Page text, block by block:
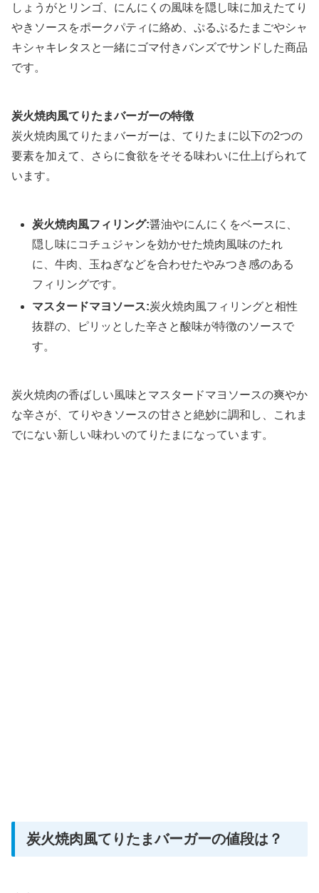
しょうがとリンゴ、にんにくの風味を隠し味に加えたてり
やきソースをポークパティに絡め、ぷるぷるたまごやシャ
キシャキレタスと一緒にゴマ付きバンズでサンドした商品
です。
炭火焼肉風てりたまバーガーの特徴
炭火焼肉風てりたまバーガーは、てりたまに以下の2つの
要素を加えて、さらに食欲をそそる味わいに仕上げられて
います。
炭火焼肉風フィリング:醤油やにんにくをベースに、
隠し味にコチュジャンを効かせた焼肉風味のたれ
に、牛肉、玉ねぎなどを合わせたやみつき感のある
フィリングです。
マスタードマヨソース:炭火焼肉風フィリングと相性
抜群の、ピリッとした辛さと酸味が特徴のソースで
す。
炭火焼肉の香ばしい風味とマスタードマヨソースの爽やか
な辛さが、てりやきソースの甘さと絶妙に調和し、これま
でにない新しい味わいのてりたまになっています。
炭火焼肉風てりたまバーガーの値段は？